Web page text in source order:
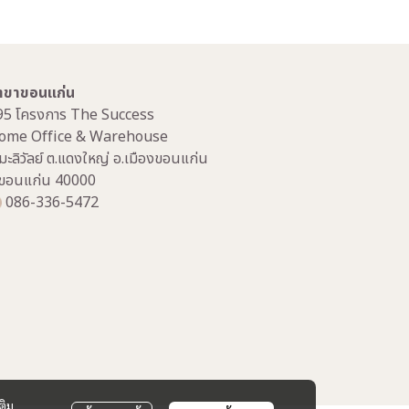
ม
ขาขอนแก่น
โครงการ The Success
Office & Warehouse
ะลิวัลย์ ต.แดงใหญ่ อ.เมืองขอนแก่น
อนแก่น 40000
086-336-5472